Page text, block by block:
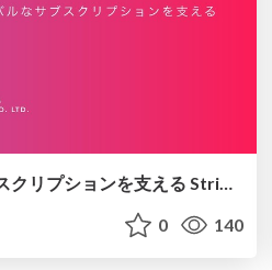
Shifterのサブスクリプションを支える Stripeの活用
0 140